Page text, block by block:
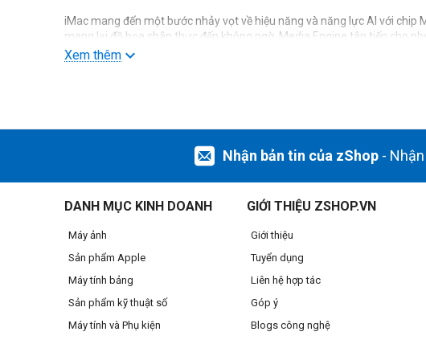
iMac mang đến một bước nhảy vọt về hiệu năng và năng lực AI với chip
mang lại đồ họa chân thực đến không ngờ. Media Engine tân tiến cho
nhiệm mượt mà giữa các ứng dụng. Và Neural Engine mạnh mẽ của
Xem thêm
Nhận bản tin của zShop -
DANH MỤC KINH DOANH
Máy ảnh
Sản phẩm Apple
Máy tính bảng
Sản phẩm kỹ thuật số
Máy tính và Phụ kiện
GIỚI THIỆU ZSHOP.VN
Giới thiệu
Tuyển dụng
Liên hệ hợp tác
Góp ý
Blogs công nghệ